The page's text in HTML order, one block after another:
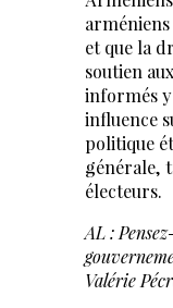
et que la
soutien
informés y
influence
politique
générale,
électeurs.
AL :
Valérie